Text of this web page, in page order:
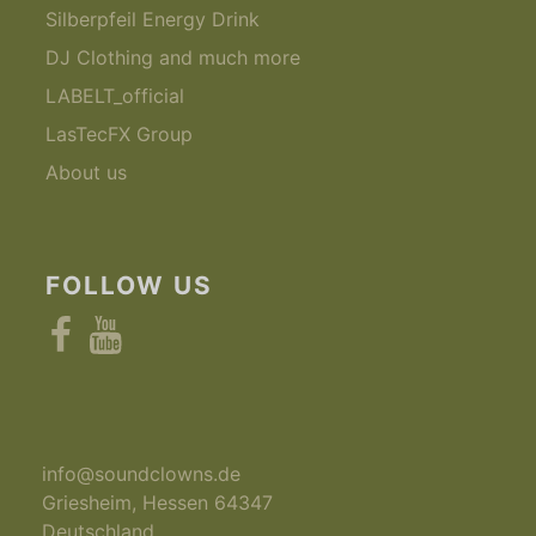
Silberpfeil Energy Drink
DJ Clothing and much more
LABELT_official
LasTecFX Group
About us
FOLLOW US
FacebookYouTube
info@soundclowns.de
Griesheim, Hessen 64347